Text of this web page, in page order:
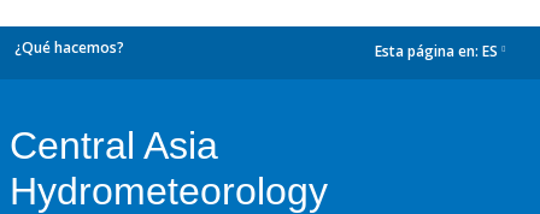
¿Qué hacemos? Esta página en: ES
Central Asia
Hydrometeorology